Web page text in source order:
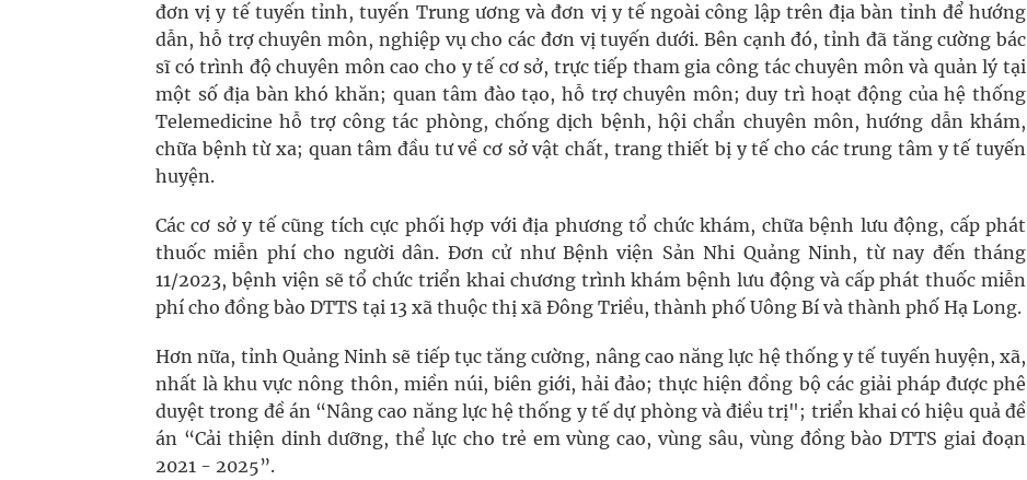
đơn vị y tế tuyến tỉnh, tuyến Trung ương và đơn vị y tế ngoài công lập trên địa bàn tỉnh để hướng
dẫn, hỗ trợ chuyên môn, nghiệp vụ cho các đơn vị tuyến dưới. Bên cạnh đó, tỉnh đã tăng cường bác
sĩ có trình độ chuyên môn cao cho y tế cơ sở, trực tiếp tham gia công tác chuyên môn và quản lý tại
một số địa bàn khó khăn; quan tâm đào tạo, hỗ trợ chuyên môn; duy trì hoạt động của hệ thống
Telemedicine hỗ trợ công tác phòng, chống dịch bệnh, hội chẩn chuyên môn, hướng dẫn khám,
chữa bệnh từ xa; quan tâm đầu tư về cơ sở vật chất, trang thiết bị y tế cho các trung tâm y tế tuyến
huyện.
Các cơ sở y tế cũng tích cực phối hợp với địa phương tổ chức khám, chữa bệnh lưu động, cấp phát
thuốc miễn phí cho người dân. Đơn cử như Bệnh viện Sản Nhi Quảng Ninh, từ nay đến tháng
11/2023, bệnh viện sẽ tổ chức triển khai chương trình khám bệnh lưu động và cấp phát thuốc miễn
phí cho đồng bào DTTS tại 13 xã thuộc thị xã Đông Triều, thành phố Uông Bí và thành phố Hạ Long.
Hơn nữa, tỉnh Quảng Ninh sẽ tiếp tục tăng cường, nâng cao năng lực hệ thống y tế tuyến huyện, xã,
nhất là khu vực nông thôn, miền núi, biên giới, hải đảo; thực hiện đồng bộ các giải pháp được phê
duyệt trong đề án “Nâng cao năng lực hệ thống y tế dự phòng và điều trị"; triển khai có hiệu quả đề
án “Cải thiện dinh dưỡng, thể lực cho trẻ em vùng cao, vùng sâu, vùng đồng bào DTTS giai đoạn
2021 - 2025”.